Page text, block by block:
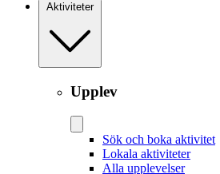
Aktiviteter
Upplev
Sök och boka aktivitet
Lokala aktiviteter
Alla upplevelser